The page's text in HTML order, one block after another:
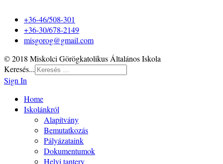
+36-46/508-301
+36-30/678-2149
misgorog@gmail.com
© 2018 Miskolci Görögkatolikus Általános Iskola
Keresés...
Sign In
Home
Iskolánkról
Alapítvány
Bemutatkozás
Pályázataink
Dokumentumok
Helyi tanterv